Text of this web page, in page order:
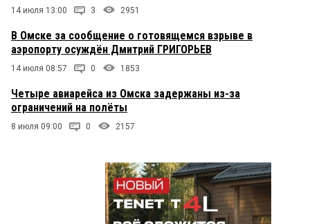
14 июля 13:00 3 2951
В Омске за сообщение о готовящемся взрыве в
аэропорту осуждён Дмитрий ГРИГОРЬЕВ
14 июля 08:57 0 1853
Четыре авиарейса из Омска задержаны из-за
ограничений на полёты
8 июля 09:00 0 2157